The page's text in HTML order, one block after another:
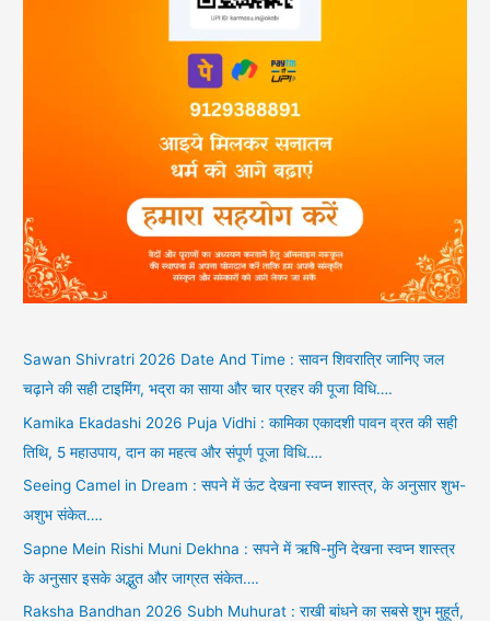
Sawan Shivratri 2026 Date And Time : सावन शिवरात्रि जानिए जल
चढ़ाने की सही टाइमिंग, भद्रा का साया और चार प्रहर की पूजा विधि….
Kamika Ekadashi 2026 Puja Vidhi : कामिका एकादशी पावन व्रत की सही
तिथि, 5 महाउपाय, दान का महत्व और संपूर्ण पूजा विधि….
Seeing Camel in Dream : सपने में ऊंट देखना स्वप्न शास्त्र, के अनुसार शुभ-
अशुभ संकेत….
Sapne Mein Rishi Muni Dekhna : सपने में ऋषि-मुनि देखना स्वप्न शास्त्र
के अनुसार इसके अद्भुत और जाग्रत संकेत….
Raksha Bandhan 2026 Subh Muhurat : राखी बांधने का सबसे शुभ मुहूर्त,